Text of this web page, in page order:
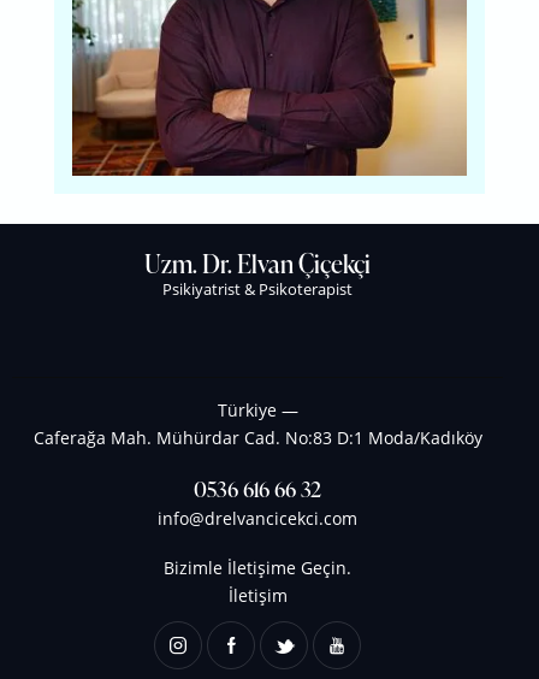
Uzm. Dr. Elvan Çiçekçi
Psikiyatrist & Psikoterapist
Türkiye —
Caferağa Mah. Mühürdar Cad. No:83 D:1 Moda/Kadıköy
0536 616 66 32
info@drelvancicekci.com
Bizimle İletişime Geçin.
İletişim